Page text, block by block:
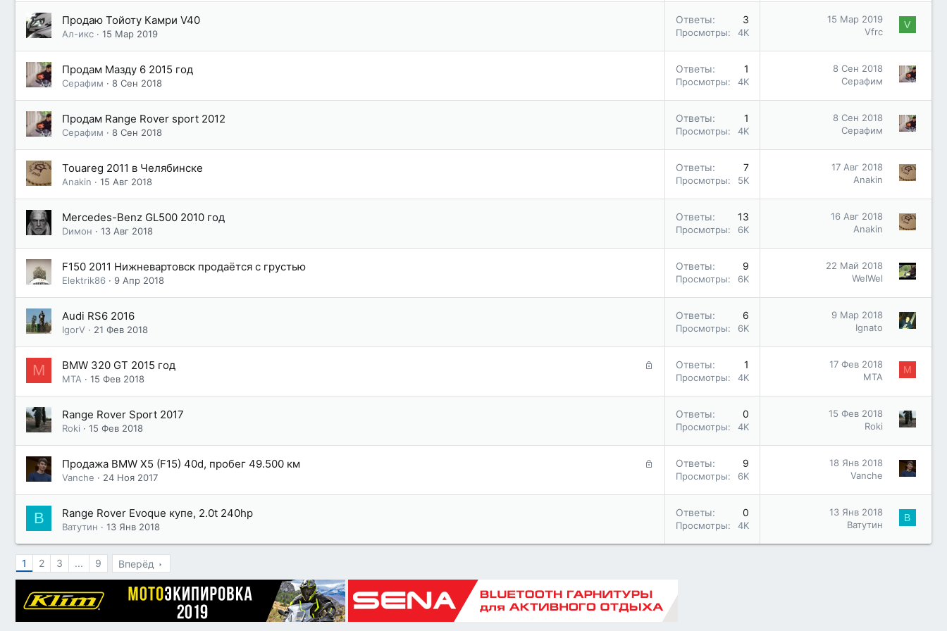
Продаю Тойоту Камри V40
Ал-икс 15 Мар 2019
Ответы 3
Просмотры 4K
15 Мар 2019
Vfrc
V
Продам Мазду 6 2015 год
Серафим 8 Сен 2018
Ответы 1
Просмотры 4K
8 Сен 2018
Серафим
Продам Range Rover sport 2012
Серафим 8 Сен 2018
Ответы 1
Просмотры 4K
8 Сен 2018
Серафим
Touareg 2011 в Челябинске
Anakin 15 Авг 2018
Ответы 7
Просмотры 5K
17 Авг 2018
Anakin
Mercedes-Benz GL500 2010 год
Dимон 13 Авг 2018
Ответы 13
Просмотры 6K
16 Авг 2018
Anakin
F150 2011 Нижневартовск продаётся с грустью
Elektrik86 9 Апр 2018
Ответы 9
Просмотры 6K
22 Май 2018
WelWel
Audi RS6 2016
IgorV 21 Фев 2018
Ответы 6
Просмотры 6K
9 Мар 2018
Ignato
М
а
BMW 320 GT 2015 год
МТА 15 Фев 2018
Ответы 1
Просмотры 4K
17 Фев 2018
МТА
М
Range Rover Sport 2017
Roki 15 Фев 2018
Ответы 0
Просмотры 4K
15 Фев 2018
Roki
а
Продажа BMW X5 (F15) 40d, пробег 49.500 км
Vanche 24 Ноя 2017
Ответы 9
Просмотры 6K
18 Янв 2018
Vanche
В Range Rover Evoque купе, 2.0t 240hp
Ватутин 13 Янв 2018
Ответы 0
Просмотры 4K
13 Янв 2018
Ватутин
В
1 2 3 ... 9 Вперёд